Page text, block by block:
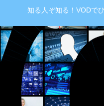
知る人ぞ知る！VODで